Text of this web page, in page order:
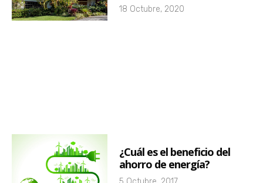
18 Octubre, 2020
¿Cuál es el beneficio del
ahorro de energía?